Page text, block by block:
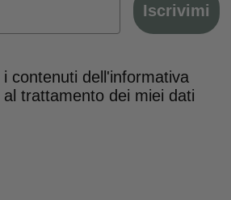
Iscrivimi
contenuti dell'informativa
trattamento dei miei dati